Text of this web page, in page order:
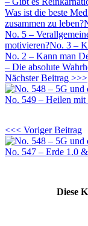
Was ist die beste
zusammen zu leben?
No. 5 –
motivieren?No. 3 –
No. 2 – Kann man
– Die absolute
Nächster Beitrag >>>
No. 549 – Heilen mit
<<< Voriger Beitrag
No. 547 – Erde 1.0
Diese